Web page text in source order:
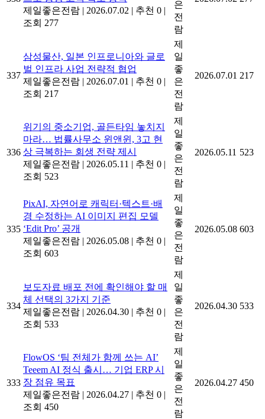
제일좋은전람 | 2026.07.02 | 추천 0 |
조회 277
은
전
람
337
삼성물산, 일본 인프로니아와 글로
벌 인프라 사업 전략적 협업
제일좋은전람 | 2026.07.01 | 추천 0 |
조회 217
제
일
좋
은
전
람
2026.07.01 217
336
위기의 중소기업, 골든타임 놓치지
마라… 법률사무소 윈앤윈, 3고 현
상 극복하는 회생 전략 제시
제일좋은전람 | 2026.05.11 | 추천 0 |
조회 523
제
일
좋
은
전
람
2026.05.11 523
335
PixAI, 자연어로 캐릭터·텍스트·배
경 수정하는 AI 이미지 편집 모델
‘Edit Pro’ 공개
제일좋은전람 | 2026.05.08 | 추천 0 |
조회 603
제
일
좋
은
전
람
2026.05.08 603
334
보도자료 배포 전에 확인해야 할 매
체 선택의 3가지 기준
제일좋은전람 | 2026.04.30 | 추천 0 |
조회 533
제
일
좋
은
전
람
2026.04.30 533
333
FlowOS ‘팀 전체가 함께 쓰는 AI’
Teeem AI 정식 출시… 기업 ERP 시
장 점유 목표
제일좋은전람 | 2026.04.27 | 추천 0 |
조회 450
제
일
좋
은
전
람
2026.04.27 450